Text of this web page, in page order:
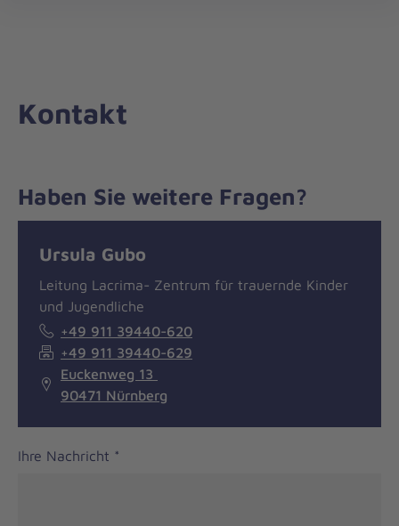
zum
Kontakt
Haben Sie weitere Fragen?
Ursula Gubo
Leitung Lacrima- Zentrum für trauernde Kinder
und Jugendliche
+49 911 39440-620
+49 911 39440-629
Euckenweg 13
90471 Nürnberg
Ihre Nachricht *